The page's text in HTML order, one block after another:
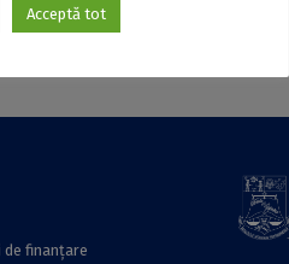
finanțare
Acceptă tot